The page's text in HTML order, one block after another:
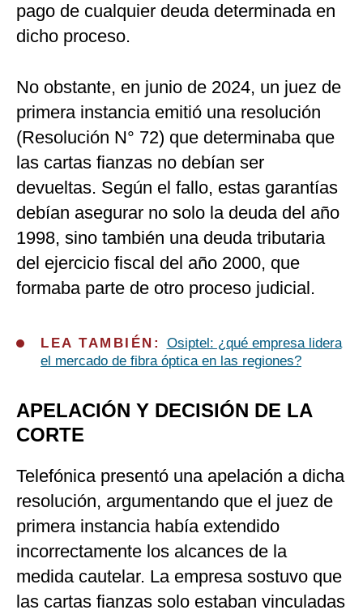
pago de cualquier deuda determinada en
dicho proceso.
No obstante, en junio de 2024, un juez de
primera instancia emitió una resolución
(Resolución N° 72) que determinaba que
las cartas fianzas no debían ser
devueltas. Según el fallo, estas garantías
debían asegurar no solo la deuda del año
1998, sino también una deuda tributaria
del ejercicio fiscal del año 2000, que
formaba parte de otro proceso judicial.
LEA TAMBIÉN: Osiptel: ¿qué empresa lidera
el mercado de fibra óptica en las regiones?
APELACIÓN Y DECISIÓN DE LA
CORTE
Telefónica presentó una apelación a dicha
resolución, argumentando que el juez de
primera instancia había extendido
incorrectamente los alcances de la
medida cautelar. La empresa sostuvo que
las cartas fianzas solo estaban vinculadas